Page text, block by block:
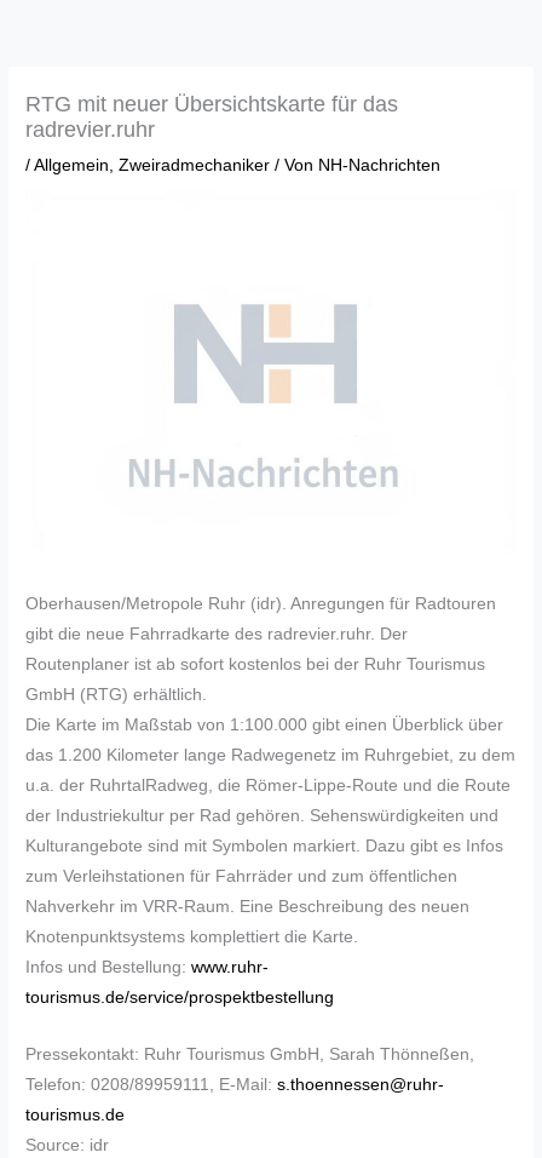
RTG mit neuer Übersichtskarte für das
radrevier.ruhr
/Allgemein,Zweiradmechaniker / Von NH-Nachrichten
Oberhausen/Metropole Ruhr (idr). Anregungen für Radtouren
gibt die neue Fahrradkarte des radrevier.ruhr. Der
Routenplaner ist ab sofort kostenlos bei der Ruhr Tourismus
GmbH (RTG) erhältlich.
Die Karte im Maßstab von 1:100.000 gibt einen Überblick über
das 1.200 Kilometer lange Radwegenetz im Ruhrgebiet, zu dem
u.a. der RuhrtalRadweg, die Römer-Lippe-Route und die Route
der Industriekultur per Rad gehören. Sehenswürdigkeiten und
Kulturangebote sind mit Symbolen markiert. Dazu gibt es Infos
zum Verleihstationen für Fahrräder und zum öffentlichen
Nahverkehr im VRR-Raum. Eine Beschreibung des neuen
Knotenpunktsystems komplettiert die Karte.
Infos und Bestellung:www.ruhr-
tourismus.de/service/prospektbestellung
Pressekontakt: Ruhr Tourismus GmbH, Sarah Thönneßen,
Telefon: 0208/89959111, E-Mail:s.thoennessen@ruhr-
tourismus.de
Source: idr